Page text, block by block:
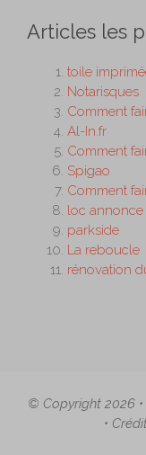
Articles les
toile
Notarisques
Comment
Al-In.fr
Comment
Spigao
Comment
loc annonce
parkside
La reboucle
rénovation
© Copyright 2026 •
•